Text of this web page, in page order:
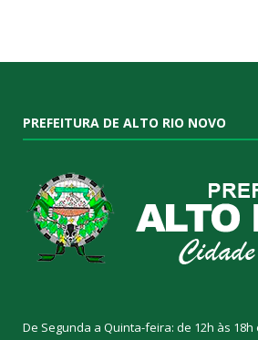
PREFEITURA DE ALTO RIO NOVO
De Segunda a Quinta-feira: de 12h às